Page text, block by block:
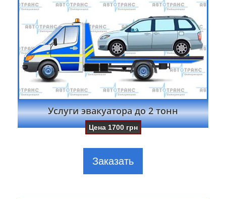
Услуги эвакуатора до 2 тонн
Цена1700 грн
Заказать